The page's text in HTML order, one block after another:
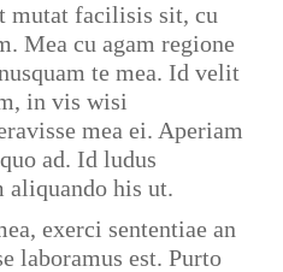
mutat facilisis sit, cu
Mea cu agam regione
te mea. Id velit
in vis wisi
mea ei. Aperiam
ad. Id ludus
aliquando his ut.
exerci sententiae an
laboramus est. Purto